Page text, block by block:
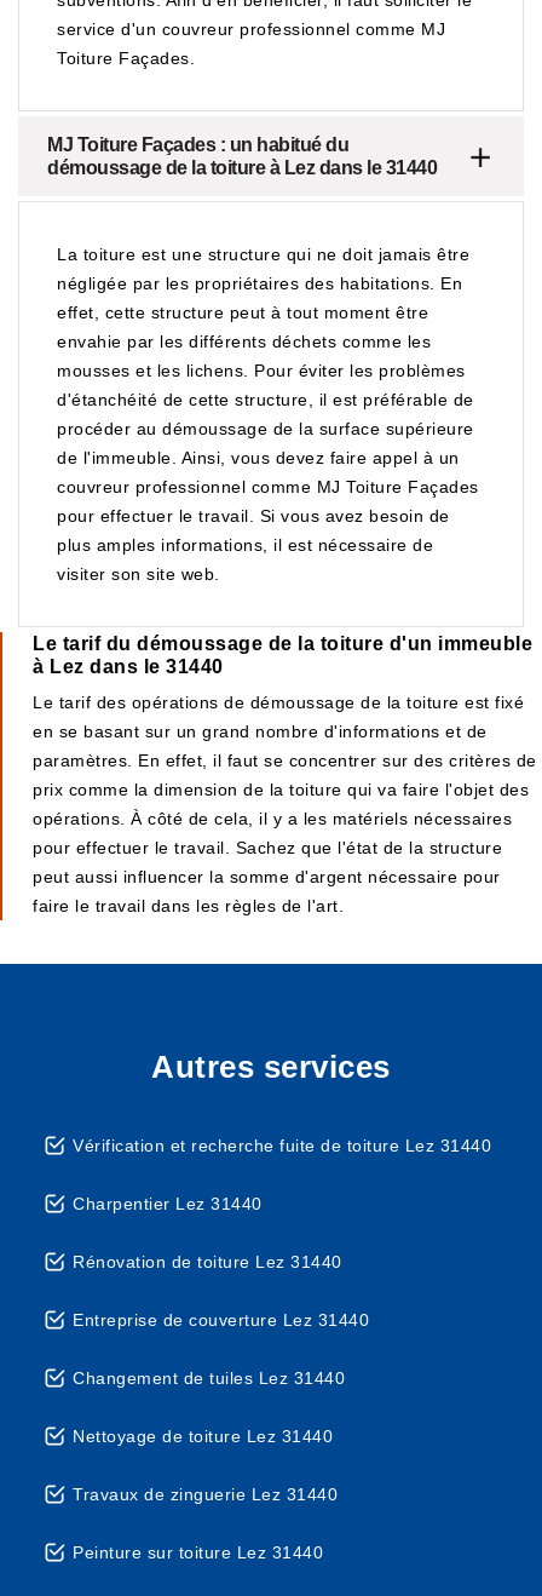
service d'un couvreur professionnel comme MJ
Toiture Façades.
MJ Toiture Façades : un habitué du
démoussage de la toiture à Lez dans le 31440
La toiture est une structure qui ne doit jamais être
négligée par les propriétaires des habitations. En
effet, cette structure peut à tout moment être
envahie par les différents déchets comme les
mousses et les lichens. Pour éviter les problèmes
d'étanchéité de cette structure, il est préférable de
procéder au démoussage de la surface supérieure
de l'immeuble. Ainsi, vous devez faire appel à un
couvreur professionnel comme MJ Toiture Façades
pour effectuer le travail. Si vous avez besoin de
plus amples informations, il est nécessaire de
visiter son site web.
Le tarif du démoussage de la toiture d'un immeuble
à Lez dans le 31440
Le tarif des opérations de démoussage de la toiture est fixé
en se basant sur un grand nombre d'informations et de
paramètres. En effet, il faut se concentrer sur des critères de
prix comme la dimension de la toiture qui va faire l'objet des
opérations. À côté de cela, il y a les matériels nécessaires
pour effectuer le travail. Sachez que l'état de la structure
peut aussi influencer la somme d'argent nécessaire pour
faire le travail dans les règles de l'art.
Autres services
Vérification et recherche fuite de toiture Lez 31440
Charpentier Lez 31440
Rénovation de toiture Lez 31440
Entreprise de couverture Lez 31440
Changement de tuiles Lez 31440
Nettoyage de toiture Lez 31440
Travaux de zinguerie Lez 31440
Peinture sur toiture Lez 31440